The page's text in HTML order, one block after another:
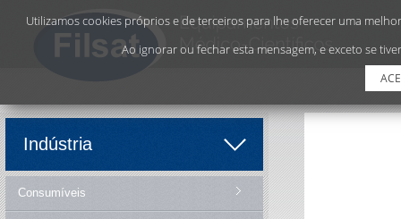
Indústria
Consumíveis
Utilizamos cookies próprios e de terceiros para lhe oferecer uma
Ao ignorar ou fechar esta mensagem, e exceto se